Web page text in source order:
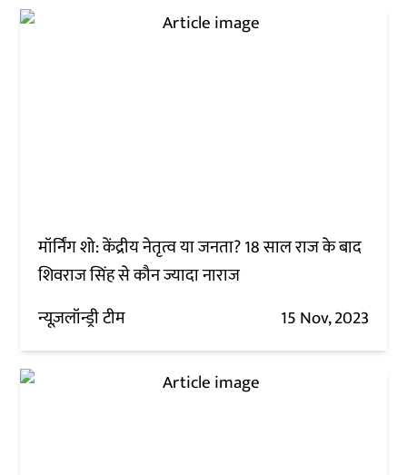
मॉर्निंग शो: केंद्रीय नेतृत्व या जनता? 18 साल राज के बाद
शिवराज सिंह से कौन ज्यादा नाराज
न्यूज़लॉन्ड्री टीम
15 Nov, 2023